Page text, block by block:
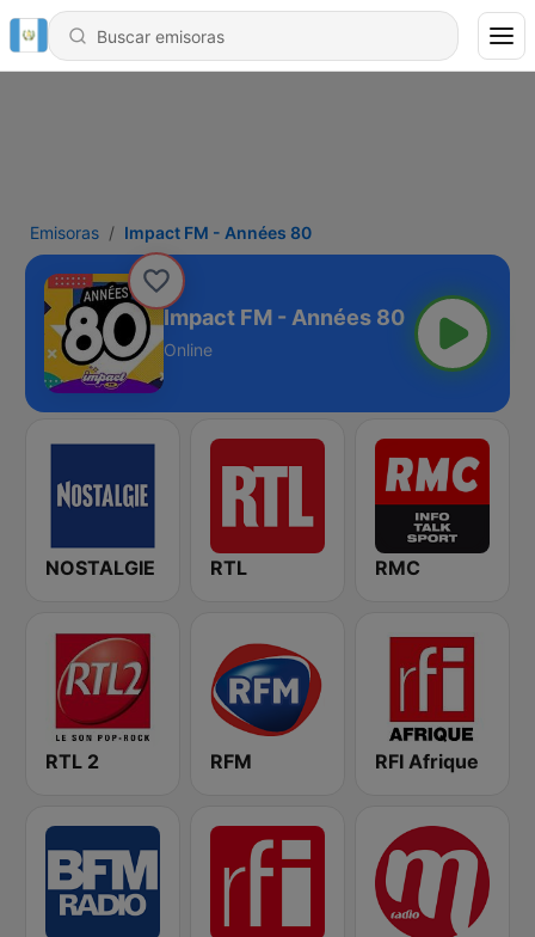
Emisoras Impact FM - Années 80
Impact FM - Années 80
Online
NOSTALGIE RTL RMC
RTL 2 RFM RFI Afrique